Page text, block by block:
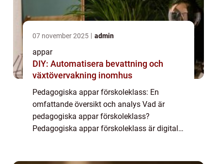
07 november 2025 admin
appar
DIY: Automatisera bevattning och
växtövervakning inomhus
Pedagogiska appar förskoleklass: En
omfattande översikt och analys Vad är
pedagogiska appar förskoleklass?
Pedagogiska appar förskoleklass är digitala